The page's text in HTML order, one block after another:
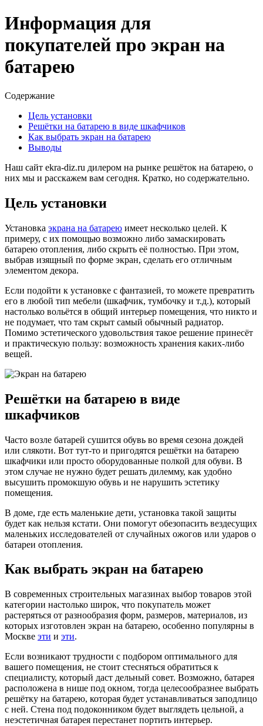
Информация для
покупателей про экран на
батарею
Содержание
Цель установки
Решётки на батарею в виде шкафчиков
Как выбрать экран на батарею
Выводы
Наш сайт ekra-diz.ru дилером на рынке решёток на батарею, о
них мы и расскажем вам сегодня. Кратко, но содержательно.
Цель установки
Установка экрана на батарею имеет несколько целей. К
примеру, с их помощью возможно либо замаскировать
батарею отопления, либо скрыть её полностью. При этом,
выбрав изящный по форме экран, сделать его отличным
элементом декора.
Если подойти к установке с фантазией, то можете превратить
его в любой тип мебели (шкафчик, тумбочку и т.д.), который
настолько вольётся в общий интерьер помещения, что никто и
не подумает, что там скрыт самый обычный радиатор.
Помимо эстетического удовольствия такое решение принесёт
и практическую пользу: возможность хранения каких-либо
вещей.
Решётки на батарею в виде
шкафчиков
Часто возле батарей сушится обувь во время сезона дождей
или слякоти. Вот тут-то и пригодятся решётки на батарею
шкафчики или просто оборудованные полкой для обуви. В
этом случае не нужно будет решать дилемму, как удобно
высушить промокшую обувь и не нарушить эстетику
помещения.
В доме, где есть маленькие дети, установка такой защиты
будет как нельзя кстати. Они помогут обезопасить вездесущих
маленьких исследователей от случайных ожогов или ударов о
батареи отопления.
Как выбрать экран на батарею
В современных строительных магазинах выбор товаров этой
категории настолько широк, что покупатель может
растеряться от разнообразия форм, размеров, материалов, из
которых изготовлен экран на батарею, особенно популярны в
Москве эти и эти.
Если возникают трудности с подбором оптимального для
вашего помещения, не стоит стесняться обратиться к
специалисту, который даст дельный совет. Возможно, батарея
расположена в нише под окном, тогда целесообразнее выбрать
решётку на батарею, которая будет устанавливаться заподлицо
с ней. Стена под подоконником будет выглядеть цельной, а
неэстетичная батарея перестанет портить интерьер.